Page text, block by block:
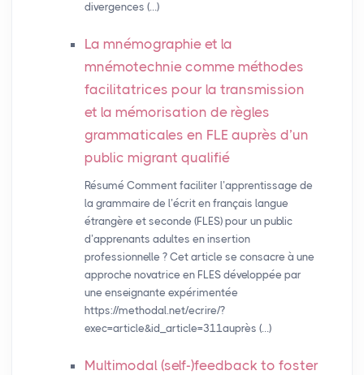
divergences (…)
La mnémographie et la
mnémotechnie comme méthodes
facilitatrices pour la transmission
et la mémorisation de règles
grammaticales en FLE auprès d’un
public migrant qualifié
Résumé Comment faciliter l’apprentissage de
la grammaire de l’écrit en français langue
étrangère et seconde (FLES) pour un public
d’apprenants adultes en insertion
professionnelle ? Cet article se consacre à une
approche novatrice en FLES développée par
une enseignante expérimentée
https://methodal.net/ecrire/?
exec=article&id_article=311auprès (…)
Multimodal (self-)feedback to foster